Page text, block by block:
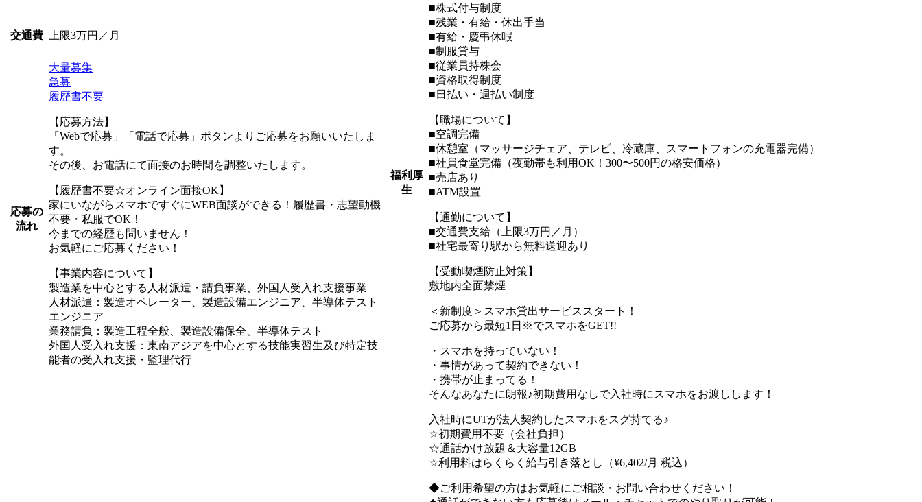
交通費 上限3万円／月
応募の
流れ
大量募集
急募
履歴書不要
【応募方法】
「Webで応募」「電話で応募」ボタンよりご応募をお願いいたしま
す。
その後、お電話にて面接のお時間を調整いたします。
【履歴書不要☆オンライン面接OK】
家にいながらスマホですぐにWEB面談ができる！履歴書・志望動機
不要・私服でOK！
今までの経歴も問いません！
お気軽にご応募ください！
【事業内容について】
製造業を中心とする人材派遣・請負事業、外国人受入れ支援事業
人材派遣：製造オペレーター、製造設備エンジニア、半導体テスト
エンジニア
業務請負：製造工程全般、製造設備保全、半導体テスト
外国人受入れ支援：東南アジアを中心とする技能実習生及び特定技
能者の受入れ支援・監理代行
福利厚
生
■株式付与制度
■残業・有給・休出手当
■有給・慶弔休暇
■制服貸与
■従業員持株会
■資格取得制度
■日払い・週払い制度
【職場について】
■空調完備
■休憩室（マッサージチェア、テレビ、冷蔵庫、スマートフォンの充電器完備）
■社員食堂完備（夜勤帯も利用OK！300〜500円の格安価格）
■売店あり
■ATM設置
【通勤について】
■交通費支給（上限3万円／月）
■社宅最寄り駅から無料送迎あり
【受動喫煙防止対策】
敷地内全面禁煙
＜新制度＞スマホ貸出サービススタート！
ご応募から最短1日※でスマホをGET!!
・スマホを持っていない！
・事情があって契約できない！
・携帯が止まってる！
そんなあなたに朗報♪初期費用なしで入社時にスマホをお渡しします！
入社時にUTが法人契約したスマホをスグ持てる♪
☆初期費用不要（会社負担）
☆通話かけ放題＆大容量12GB
☆利用料はらくらく給与引き落とし（¥6,402/月 税込）
◆ご利用希望の方はお気軽にご相談・お問い合わせください！